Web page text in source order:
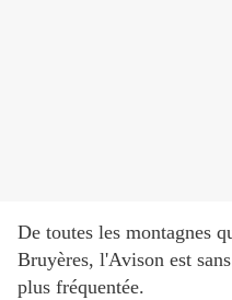
De toutes les montagnes
Bruyères, l'Avison est
plus fréquentée.